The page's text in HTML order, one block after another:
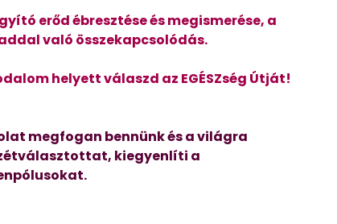
erőd ébresztése és megismerése, a
való összekapcsolódás.
helyett válaszd az EGÉSZség Útját!
megfogan bennünk és a világra
kiegyenlíti a